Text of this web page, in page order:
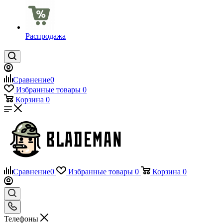
Распродажа
Сравнение0
Избранные товары 0
Корзина 0
Сравнение0 Избранные товары 0 Корзина 0
Телефоны